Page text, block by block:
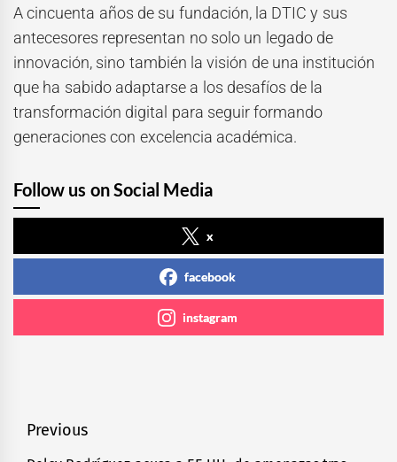
A cincuenta años de su fundación, la DTIC y sus
antecesores representan no solo un legado de
innovación, sino también la visión de una institución
que ha sabido adaptarse a los desafíos de la
transformación digital para seguir formando
generaciones con excelencia académica.
Follow us on Social Media
x
facebook
instagram
Navegación
Previous